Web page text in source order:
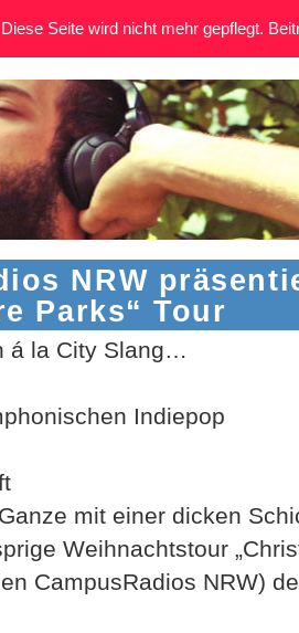
NRW
Parks“ Tour
á la City Slang…
Indiepop
mit einer dicken
Weihnachtstour
CampusRadios NRW)
Diese Seite wird nicht mehr gepflegt.